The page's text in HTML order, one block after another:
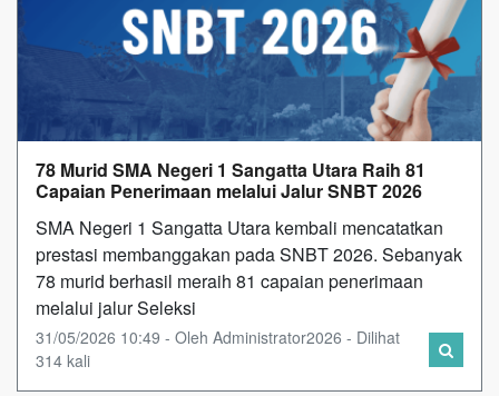
78 Murid SMA Negeri 1 Sangatta Utara Raih 81
Capaian Penerimaan melalui Jalur SNBT 2026
SMA Negeri 1 Sangatta Utara kembali mencatatkan
prestasi membanggakan pada SNBT 2026. Sebanyak
78 murid berhasil meraih 81 capaian penerimaan
melalui jalur Seleksi
31/05/2026 10:49 - Oleh Administrator2026 - Dilihat
314 kali